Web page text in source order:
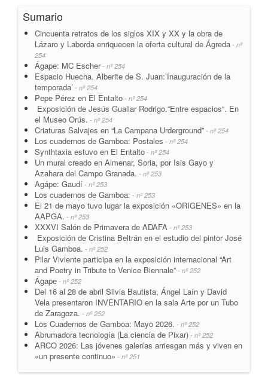
Sumario
Cincuenta retratos de los siglos XIX y XX y la obra de
Lázaro y Laborda enriquecen la oferta cultural de Ágreda - nº
254
Ágape: MC Escher- nº 254
Espacio Huecha. Alberite de S. Juan:’Inauguración de la
temporada’ - nº 254
Pepe Pérez en El Entalto - nº 254
Exposición de Jesús Guallar Rodrigo.“Entre espacios“. En
el Museo Orús. - nº 254
Criaturas Salvajes en “La Campana Urderground” - nº 254
Los cuadernos de Gamboa: Postales - nº 254
Synthtaxia estuvo en El Entalto - nº 254
Un mural creado en Almenar, Soria, por Isis Gayo y
Azahara del Campo Granada. - nº 253
Agápe: Gaudí - nº 253
Los cuadernos de Gamboa: - nº 253
El 21 de mayo tuvo lugar la exposición «ORIGENES» en la
AAPGA. - nº 253
XXXVI Salón de Primavera de ADAFA - nº 253
Exposición de Cristina Beltrán en el estudio del pintor José
Luis Gamboa. - nº 252
Pilar Viviente participa en la exposición internacional “Art
and Poetry in Tribute to Venice Biennale” - nº 252
Ágape - nº 252
Del 16 al 28 de abril Silvia Bautista, Ángel Laín y David
Vela presentaron INVENTARIO en la sala Arte por un Tubo
de Zaragoza. - nº 252
Los Cuadernos de Gamboa: Mayo 2026. - nº 252
Abrumadora tecnología (La ciencia de Pixar) - nº 252
ARCO 2026: Las jóvenes galerías arriesgan más y viven en
«un presente continuo» - nº 251